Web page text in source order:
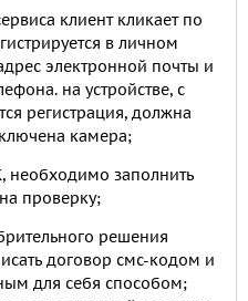
клиент кликает по
в личном
электронной почты и
на устройстве, с
регистрация, должна
камера;
необходимо заполнить
проверку;
решения
договор смс-кодом и
для себя способом;